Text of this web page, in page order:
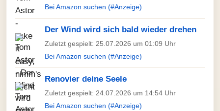
Bei Amazon suchen (#Anzeige)
Der Wind wird sich bald wieder drehen
Zuletzt gespielt: 25.07.2026 um 01:09 Uhr
Bei Amazon suchen (#Anzeige)
Renovier deine Seele
Zuletzt gespielt: 24.07.2026 um 14:54 Uhr
Bei Amazon suchen (#Anzeige)